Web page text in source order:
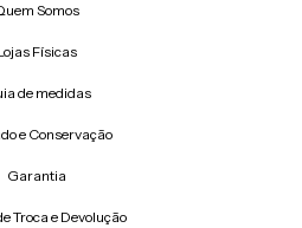
Somos
Físicas
de medidas
e Conservação
Garantia
Troca e Devolução